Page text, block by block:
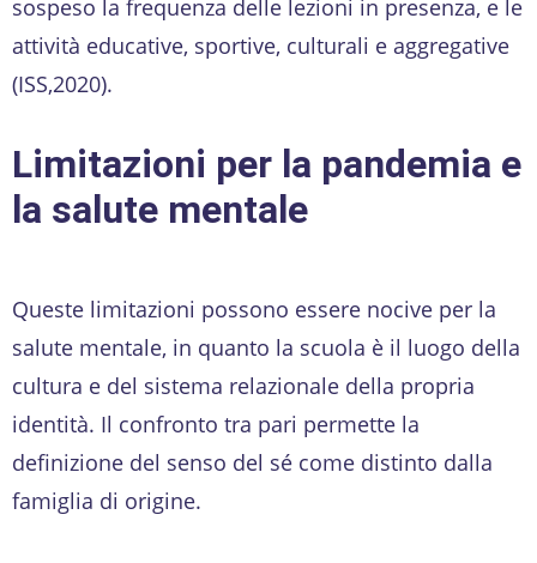
sospeso la frequenza delle lezioni in presenza, e le
attività educative, sportive, culturali e aggregative
(ISS,2020).
Limitazioni per la pandemia e
la salute mentale
Queste limitazioni possono essere nocive per la
salute mentale, in quanto la scuola è il luogo della
cultura e del sistema relazionale della propria
identità. Il confronto tra pari permette la
definizione del senso del sé come distinto dalla
famiglia di origine.